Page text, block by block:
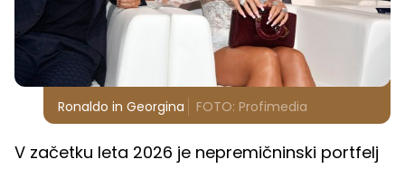
Ronaldo in Georgina FOTO: Profimedia
V začetku leta 2026 je nepremičninski portfelj